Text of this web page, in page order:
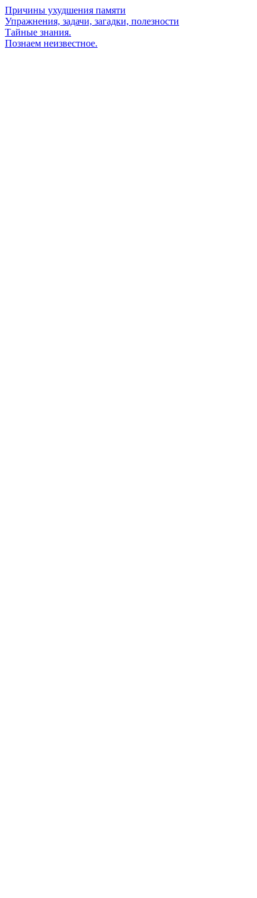
Причины ухудшения памяти
Упражнения, задачи, загадки, полезности
Тайные знания.
Познаем неизвестное.